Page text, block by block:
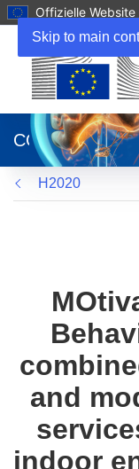
Skip to main
Offizielle Website
neuem
Fenster)
CORDIS
H2020
and
indoor